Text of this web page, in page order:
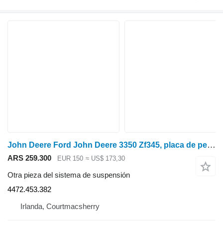
John Deere Ford John Deere 3350 Zf345, placa de pernos del cubo del eje delantero 350 472.35 4472.453.382 para tractor de ruedas
ARS 259.300 EUR 150 ≈ US$ 173,30
Otra pieza del sistema de suspensión
4472.453.382
Irlanda, Courtmacsherry